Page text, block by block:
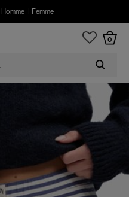
Homme Femme
0